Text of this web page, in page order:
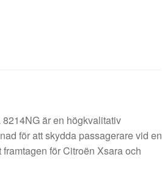
är en högkvalitativ
för att skydda passagerare vid en
för Citroën Xsara och